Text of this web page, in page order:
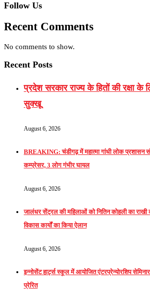
Follow Us
Recent Comments
No comments to show.
Recent Posts
प्रदेश सरकार राज्य के हितों की रक्षा के
सुक्खू
August 6, 2026
BREAKING: चंडीगढ़ में महात्मा गांधी लोक प्रशासन
कम्प्रेसर, 3 लोग गंभीर घायल
August 6, 2026
जालंधर सेंट्रल की महिलाओं को नितिन कोहली का
विकास कार्यों का किया ऐलान
August 6, 2026
इन्नोसेंट हार्ट्स स्कूल में आयोजित एंटरप्रेन्योरशिप
प्रेरित